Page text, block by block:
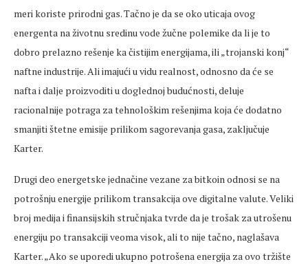
meri koriste prirodni gas. Tačno je da se oko uticaja ovog
energenta na životnu sredinu vode žučne polemike da li je to
dobro prelazno rešenje ka čistijim energijama, ili „trojanski konj“
naftne industrije. Ali imajući u vidu realnost, odnosno da će se
nafta i dalje proizvoditi u doglednoj budućnosti, deluje
racionalnije potraga za tehnološkim rešenjima koja će dodatno
smanjiti štetne emisije prilikom sagorevanja gasa, zaključuje
Karter.
Drugi deo energetske jednačine vezane za bitkoin odnosi se na
potrošnju energije prilikom transakcija ove digitalne valute. Veliki
broj medija i finansijskih stručnjaka tvrde da je trošak za utrošenu
energiju po transakciji veoma visok, ali to nije tačno, naglašava
Karter. „Ako se uporedi ukupno potrošena energija za ovo tržište